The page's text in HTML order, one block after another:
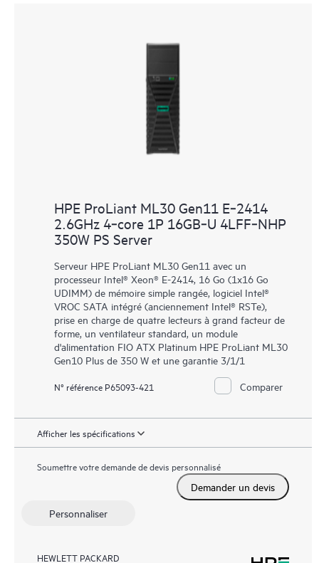
HPE ProLiant ML30 Gen11 E‑2414
2.6GHz 4‑core 1P 16GB‑U 4LFF‑NHP
350W PS Server
Serveur HPE ProLiant ML30 Gen11 avec un
processeur Intel® Xeon® E-2414, 16 Go (1x16 Go
UDIMM) de mémoire simple rangée, logiciel Intel®
VROC SATA intégré (anciennement Intel® RSTe),
prise en charge de quatre lecteurs à grand facteur de
forme, un ventilateur standard, un module
d'alimentation FIO ATX Platinum HPE ProLiant ML30
Gen10 Plus de 350 W et une garantie 3/1/1
N° référence P65093-421 Comparer
Afficher les spécifications
Soumettre votre demande de devis personnalisé
Demander un devis
Personnaliser
HEWLETT PACKARD